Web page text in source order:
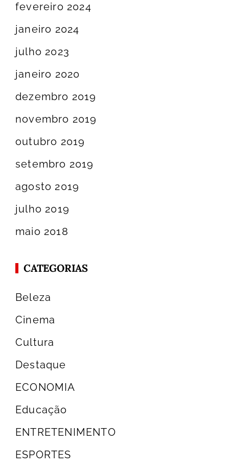
fevereiro 2024
janeiro 2024
julho 2023
janeiro 2020
dezembro 2019
novembro 2019
outubro 2019
setembro 2019
agosto 2019
julho 2019
maio 2018
CATEGORIAS
Beleza
Cinema
Cultura
Destaque
ECONOMIA
Educação
ENTRETENIMENTO
ESPORTES